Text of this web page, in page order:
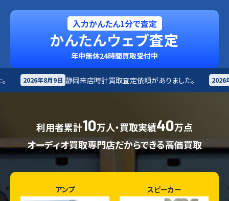
入力かんたん1分で査定
かんたんウェブ査定
年中無休24時間買取受付中
店 時計買取査定依頼がありました。 2026年8月9日 青森市 オーデ
利用者累計10万人・買取実績40万点
オーディオ買取専門店だからできる高価買取
アンプ スピーカー